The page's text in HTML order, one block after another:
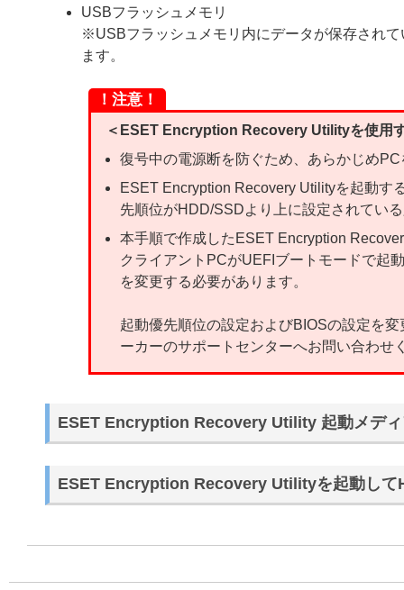
USBフラッシュメモリ
※USBフラッシュメモリ内にデータが保存され
ます。
！注意！
＜ESET Encryption Recovery Utilityを使用
復号中の電源断を防ぐため、あらかじめPC
ESET Encryption Recovery Utilityを起動す
先順位がHDD/SSDより上に設定されてい
本手順で作成したESET Encryption
クライアントPCがUEFIブートモードで起
を変更する必要があります。
起動優先順位の設定およびBIOSの設定を
ーカーのサポートセンターへお問い合わせ
ESET Encryption Recovery Utility 起動メディ
ESET Encryption Recovery Utilityを起動して